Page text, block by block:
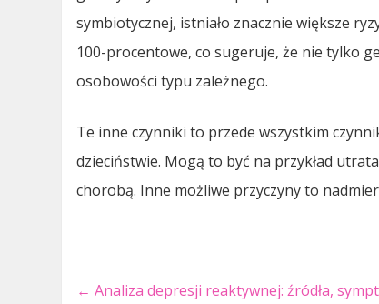
symbiotycznej, istniało znacznie większe
100-procentowe, co sugeruje, że nie tylko
osobowości typu zależnego.
Te inne czynniki to przede wszystkim
dzieciństwie. Mogą to być na przykład
chorobą. Inne możliwe przyczyny to
← Analiza depresji reaktywnej: źródła,